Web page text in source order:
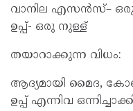
വാനില എസൻസ്–
ഉപ്പ്- ഒരു നുള്ള്
തയാറാക്കുന്ന വിധം:
ആദ്യമായി മൈദ,
ഉപ്പ് എന്നിവ